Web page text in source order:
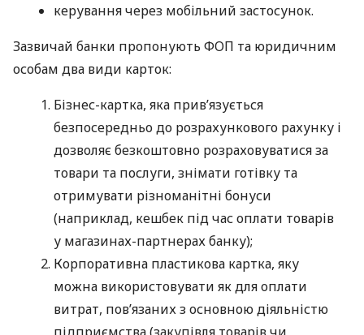
керування через мобільний застосунок.
Зазвичай банки пропонують ФОП та юридичним
особам два види карток:
Бізнес-картка, яка прив’язується
безпосередньо до розрахункового рахунку і
дозволяє безкоштовно розраховуватися за
товари та послуги, знімати готівку та
отримувати різноманітні бонуси
(наприклад, кешбек під час оплати товарів
у магазинах-партнерах банку);
Корпоративна пластикова картка, яку
можна використовувати як для оплати
витрат, пов’язаних з основною діяльністю